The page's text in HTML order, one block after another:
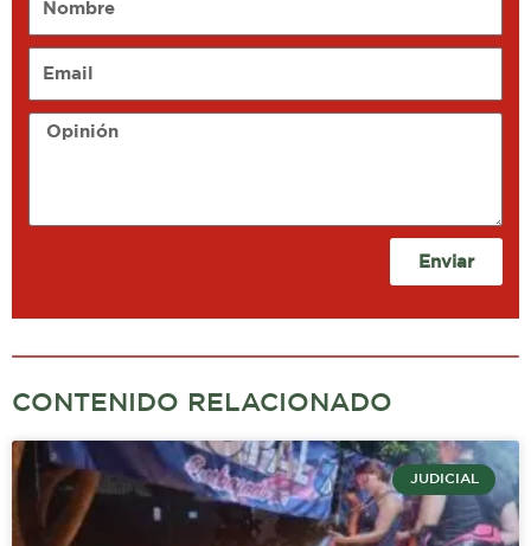
Opinión
Enviar
CONTENIDO RELACIONADO
JUDICIAL